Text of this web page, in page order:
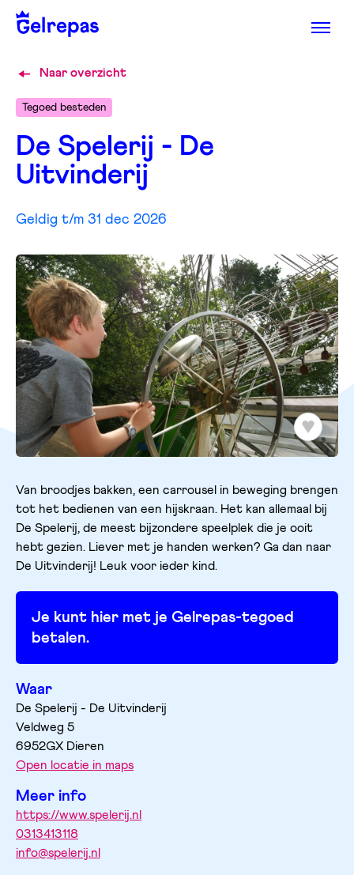
Naar overzicht
Tegoed besteden
De Spelerij - De
Uitvinderij
Geldig t/m 31 dec 2026
Van broodjes bakken, een carrousel in beweging brengen
tot het bedienen van een hijskraan. Het kan allemaal bij
De Spelerij, de meest bijzondere speelplek die je ooit
hebt gezien. Liever met je handen werken? Ga dan naar
De Uitvinderij! Leuk voor ieder kind.
Je kunt hier met je Gelrepas-tegoed
betalen.
Waar
De Spelerij - De Uitvinderij
Veldweg 5
6952GX Dieren
Open locatie in maps
Meer info
https://www.spelerij.nl
0313413118
info@spelerij.nl